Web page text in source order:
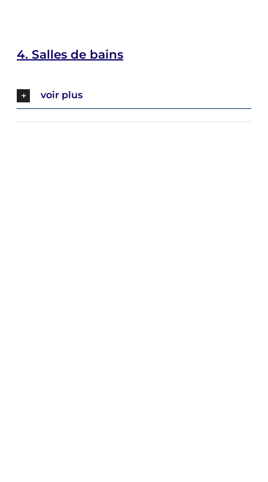
4. Salles de bains
voir plus